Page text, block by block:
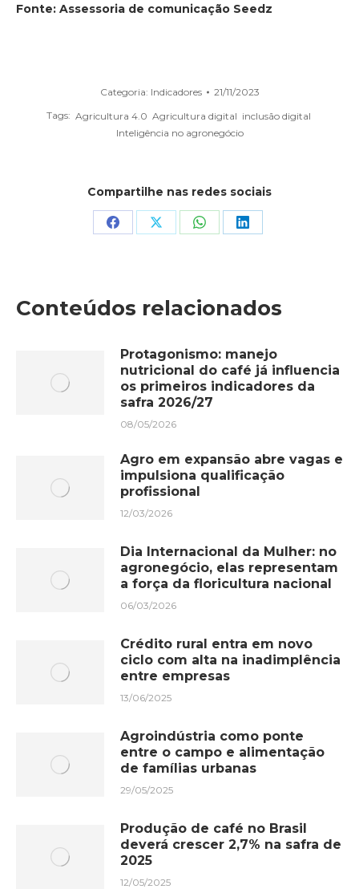
Fonte: Assessoria de comunicação Seedz
Categoria: Indicadores
21/11/2023
Tags: Agricultura 4.0 Agricultura digital inclusão digital
Inteligência no agronegócio
Compartilhe nas redes sociais
Share Share Share Share
Conteúdos relacionados
Protagonismo: manejo
nutricional do café já influencia
os primeiros indicadores da
safra 2026/27
08/05/2026
Agro em expansão abre vagas e
impulsiona qualificação
profissional
12/03/2026
Dia Internacional da Mulher: no
agronegócio, elas representam
a força da floricultura nacional
06/03/2026
Crédito rural entra em novo
ciclo com alta na inadimplência
entre empresas
13/06/2025
Agroindústria como ponte
entre o campo e alimentação
de famílias urbanas
29/05/2025
Produção de café no Brasil
deverá crescer 2,7% na safra de
2025
12/05/2025